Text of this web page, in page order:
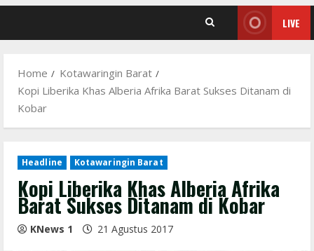
LIVE
Home
Kotawaringin Barat
Kopi Liberika Khas Alberia Afrika Barat Sukses Ditanam di
Kobar
Headline Kotawaringin Barat
Kopi Liberika Khas Alberia Afrika
Barat Sukses Ditanam di Kobar
KNews 1 21 Agustus 2017